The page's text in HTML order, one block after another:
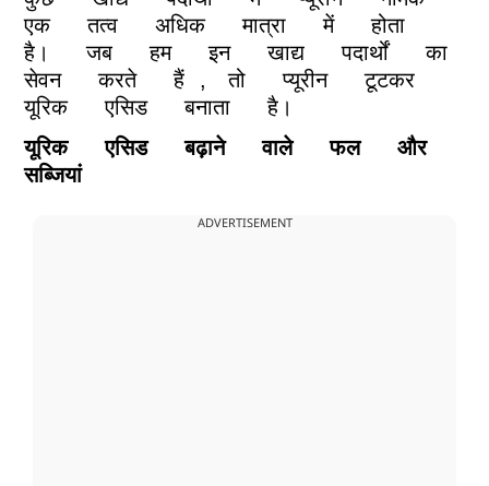
एक
तत्व अधिक मात्रा में
होता
है।
जब हम इन खाद्य पदार्थों
का
सेवन
करते हैं , तो प्यूरीन
टूटकर
यूरिक
एसिड बनाता
है।
यूरिक
एसिड बढ़ाने वाले फल
और
सब्जियां
ADVERTISEMENT